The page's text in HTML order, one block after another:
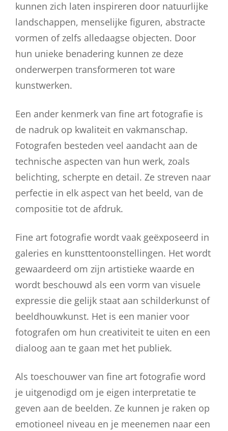
kunnen zich laten inspireren door natuurlijke
landschappen, menselijke figuren, abstracte
vormen of zelfs alledaagse objecten. Door
hun unieke benadering kunnen ze deze
onderwerpen transformeren tot ware
kunstwerken.
Een ander kenmerk van fine art fotografie is
de nadruk op kwaliteit en vakmanschap.
Fotografen besteden veel aandacht aan de
technische aspecten van hun werk, zoals
belichting, scherpte en detail. Ze streven naar
perfectie in elk aspect van het beeld, van de
compositie tot de afdruk.
Fine art fotografie wordt vaak geëxposeerd in
galeries en kunsttentoonstellingen. Het wordt
gewaardeerd om zijn artistieke waarde en
wordt beschouwd als een vorm van visuele
expressie die gelijk staat aan schilderkunst of
beeldhouwkunst. Het is een manier voor
fotografen om hun creativiteit te uiten en een
dialoog aan te gaan met het publiek.
Als toeschouwer van fine art fotografie word
je uitgenodigd om je eigen interpretatie te
geven aan de beelden. Ze kunnen je raken op
emotioneel niveau en je meenemen naar een